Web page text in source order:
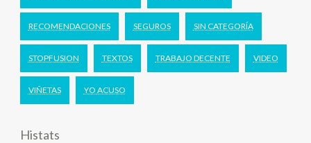
RECOMENDACIONES SEGUROS SIN CATEGORÍA
STOPFUSION TEXTOS TRABAJO DECENTE VIDEO
VIÑETAS YO ACUSO
Histats